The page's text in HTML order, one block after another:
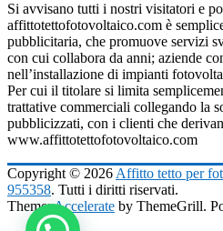
Si avvisano tutti i nostri visitatori e
affittotettofotovoltaico.com è
pubblicitaria, che promuove servizi
con cui collabora da anni; aziende
nell’installazione di impianti
Per cui il titolare si limita
trattative commerciali collegando la
pubblicizzati, con i clienti che
www.affittotettofotovoltaico.com
Copyright © 2026 Affitto tetto per
955358. Tutti i diritti riservati.
Theme:Accelerate by ThemeGrill.